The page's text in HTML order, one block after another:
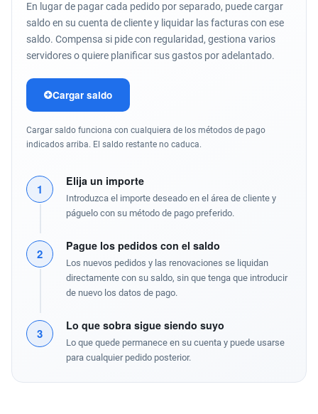
En lugar de pagar cada pedido por separado, puede cargar
saldo en su cuenta de cliente y liquidar las facturas con ese
saldo. Compensa si pide con regularidad, gestiona varios
servidores o quiere planificar sus gastos por adelantado.
Cargar saldo
Cargar saldo funciona con cualquiera de los métodos de pago
indicados arriba. El saldo restante no caduca.
1
Elija un importe
Introduzca el importe deseado en el área de cliente y
páguelo con su método de pago preferido.
2
Pague los pedidos con el saldo
Los nuevos pedidos y las renovaciones se liquidan
directamente con su saldo, sin que tenga que introducir
de nuevo los datos de pago.
3
Lo que sobra sigue siendo suyo
Lo que quede permanece en su cuenta y puede usarse
para cualquier pedido posterior.